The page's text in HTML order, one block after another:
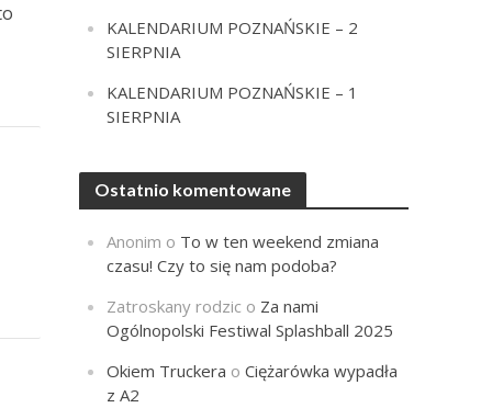
KALENDARIUM POZNAŃSKIE – 2
SIERPNIA
KALENDARIUM POZNAŃSKIE – 1
SIERPNIA
Ostatnio komentowane
Anonim o To w ten weekend zmiana
czasu! Czy to się nam podoba?
Zatroskany rodzic o Za nami
Ogólnopolski Festiwal Splashball 2025
Okiem Truckera oCiężarówka wypadła
z A2